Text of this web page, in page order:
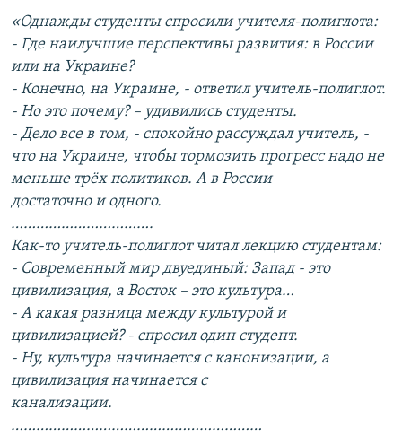
«Однажды студенты спросили учителя-полиглота:
- Где наилучшие перспективы развития: в России
или на Украине?
- Конечно, на Украине, - ответил учитель-полиглот.
- Но это почему? – удивились студенты.
- Дело все в том, - спокойно рассуждал учитель, -
что на Украине, чтобы тормозить прогресс надо не
меньше трёх политиков. А в России
достаточно и одного.
…………………………….
Как-то учитель-полиглот читал лекцию студентам:
- Современный мир двуединый: Запад - это
цивилизация, а Восток – это культура…
- А какая разница между культурой и
цивилизацией? - спросил один студент.
- Ну, культура начинается с канонизации, а
цивилизация начинается с
канализации.
……………………………………………………